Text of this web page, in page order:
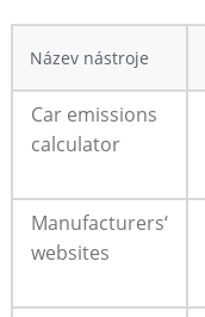
Název nástroje
Car emissions‌
calculator
Manufacturers‘
⁣websites